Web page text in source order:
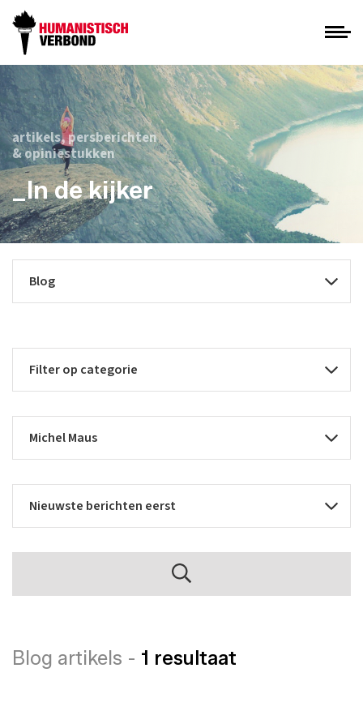
artikels, persberichten
& opiniestukken
_In de kijker
Blog artikels - 1 resultaat